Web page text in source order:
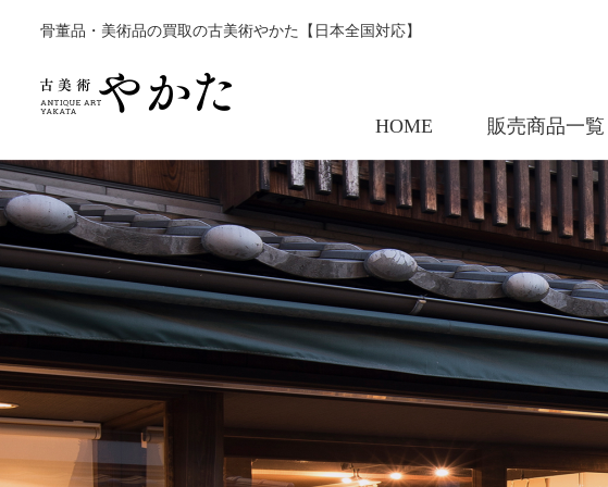
骨董品・美術品の買取の古美術やかた【日本全国対応】
HOME 販売商品一覧